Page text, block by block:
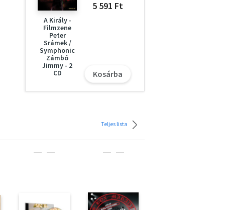
A Király -
Filmzene
Peter
Srámek /
Symphonic
Zámbó
Jimmy - 2
CD
5 591 Ft
Kosárba
Teljes lista